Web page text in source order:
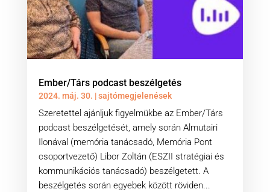
Ember/Társ podcast beszélgetés
2024. máj. 30. |sajtómegjelenések
Szeretettel ajánljuk figyelmükbe az Ember/Társ
podcast beszélgetését, amely során Almutairi
Ilonával (memória tanácsadó, Memória Pont
csoportvezető) Libor Zoltán (ESZII stratégiai és
kommunikációs tanácsadó) beszélgetett. A
beszélgetés során egyebek között röviden...